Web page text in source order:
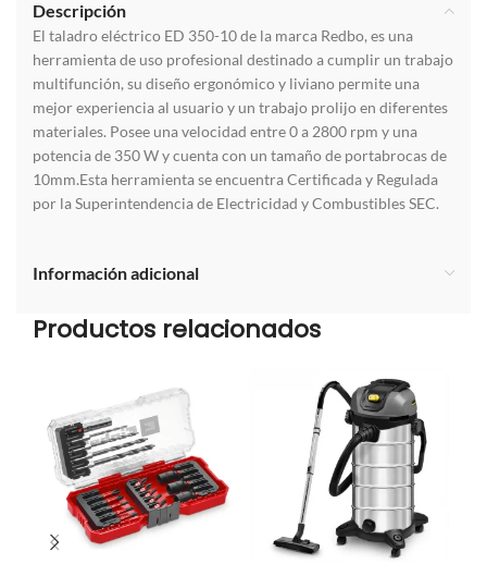
Descripción
El taladro eléctrico ED 350-10 de la marca Redbo, es una
herramienta de uso profesional destinado a cumplir un trabajo
multifunción, su diseño ergonómico y liviano permite una
mejor experiencia al usuario y un trabajo prolijo en diferentes
materiales. Posee una velocidad entre 0 a 2800 rpm y una
potencia de 350 W y cuenta con un tamaño de portabrocas de
10mm.Esta herramienta se encuentra Certificada y Regulada
por la Superintendencia de Electricidad y Combustibles SEC.
Información adicional
Productos relacionados